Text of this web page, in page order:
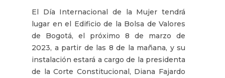
El Día Internacional de la Mujer tendrá
lugar en el Edificio de la Bolsa de Valores
de Bogotá, el próximo 8 de marzo de
2023, a partir de las 8 de la mañana, y su
instalaciónestará a cargo de la presidenta
de la Corte Constitucional, Diana Fajardo